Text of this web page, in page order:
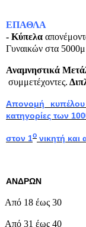
ΕΠΑΘΛΑ
- Κύπελα
Γυναικών στα
Αναμνηστικά
συμμετέχοντες.
Απονομή κυπέλου
κατηγορίες των
στον 1ο νικητή
ΑΝΔΡΩΝ
Από 18 έως 30
Από 31 έως 40